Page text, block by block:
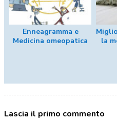
Enneagramma e
Medicina omeopatica
la
Lascia il primo commento